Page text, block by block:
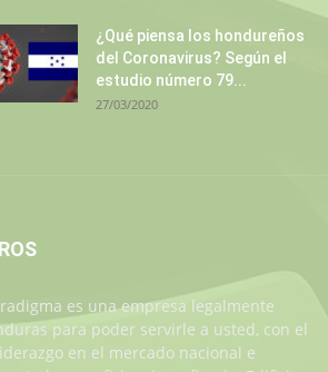
¿Qué piensa los hondureños
del Coronavirus? Según el
estudio número 79...
27/03/2020
es una empresa legalmente
para poder servirle a usted, con el
en el mercado nacional e